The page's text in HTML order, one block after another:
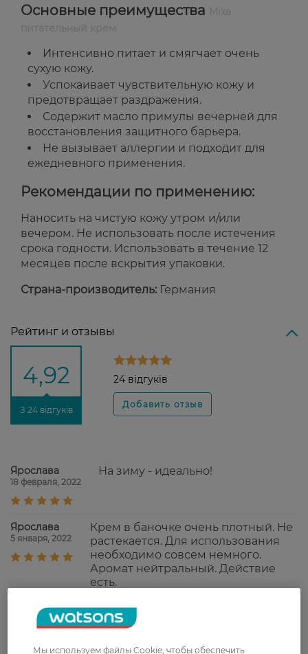
Основные преимущества
Интенсивно питает и смягчает очень
сухую кожу.
Успокаивает чувствительную кожу и
предотвращает раздражения.
Содержит масло примулы вечерней для
восстановления защитного барьера.
Не вызывает аллергии и подходит для
ежедневного применения.
Рекомендации по применению:
Наносить на чистую кожу утром и/или
вечером. Не использовать после истечения
срока годности. Использовать в течение 12
месяцев после вскрытия упаковки.
Страна-производитель: Германия
Рейтинг и отзывы
4,92
З 24 відгуків
24 відгуків
Ярослава
18 февраля, 2022
На зиму - идеально!
Ярослава
5 января, 2022
Крем в баночке очень плотный. Не
растекается. Для использования
необходимо совсем немного.
Аромат нейтральный. Действие
есть.
Наталия
6 декабря, 2021
Крем хорошо питает, устраняет
стянутость, сухость на коже,
Мы используем файлы Cookie, чтобы обеспечить